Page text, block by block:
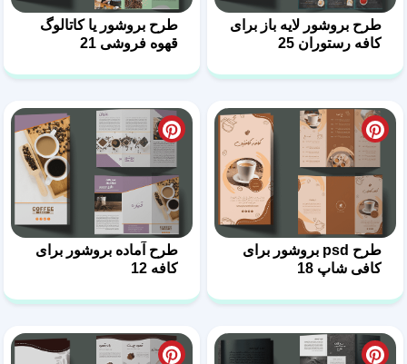
طرح بروشور لایه باز برای
کافه رستوران 25
طرح بروشور یا کاتالوگ
قهوه فروشی 21
طرح psd بروشور برای
کافی شاپ 18
طرح آماده بروشور برای
کافه 12